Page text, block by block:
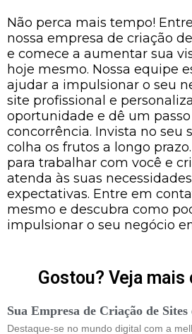
Não perca mais tempo!
nossa empresa de criação
e comece a aumentar sua
hoje mesmo. Nossa equipe
ajudar a impulsionar o seu
site profissional e
oportunidade e dê um
concorrência. Invista no seu
colha os frutos a longo
para trabalhar com você e
atenda às suas
expectativas. Entre em
mesmo e descubra como
impulsionar o seu negócio
Gostou? Veja
Sua Empresa de Criação de
Destaque-se no mundo digital com a